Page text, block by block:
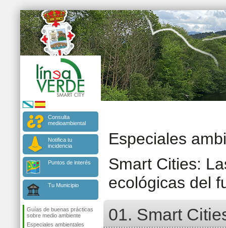
Consulta
medioambiental
Notifica tu
incidencia
Puntos de interés
Tu Municipio
Guías de buenas prácticas
sobre medio ambiente
Especiales ambientales
Especiales
Smart Cities:
ecológicas del
01. Smart